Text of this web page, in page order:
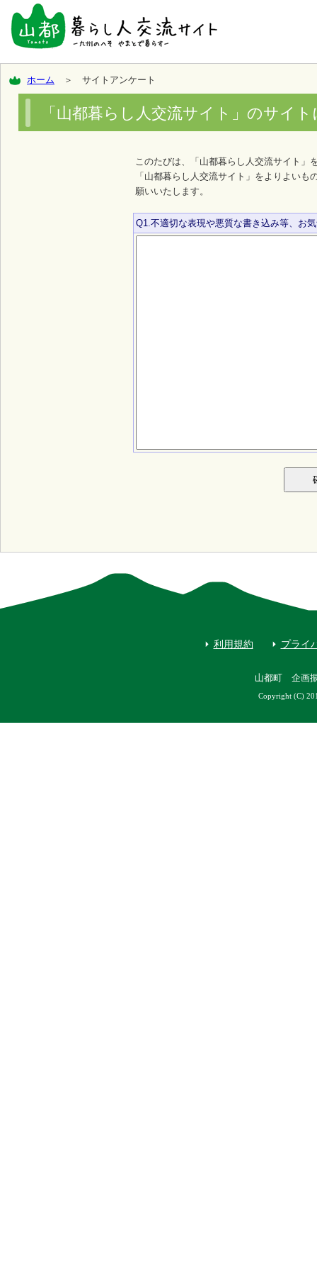
ホーム ＞ サイトアンケート
「山都暮らし人交流サイト」のサイ
このたびは、「山都暮らし人交流サイト」
「山都暮らし人交流サイト」をよりよい
願いいたします。
Q1.不適切な表現や悪質な書き込み等、お
利用規約 プライ
山都町 企画
Copyright (C)